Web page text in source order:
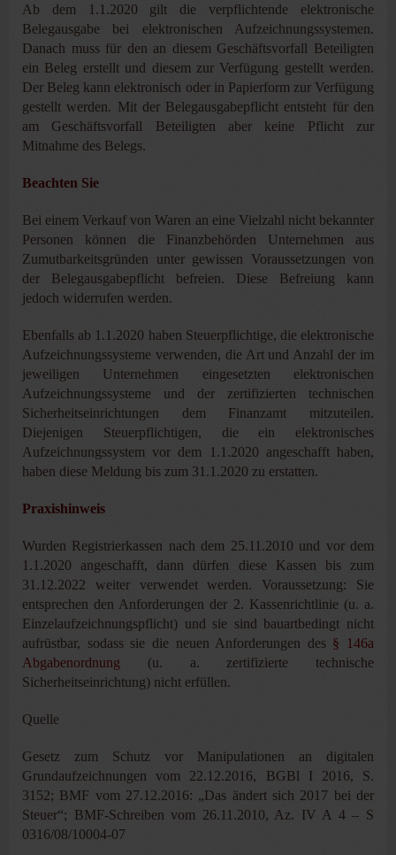
Ab dem 1.1.2020 gilt die verpflichtende elektronische
Belegausgabe bei elektronischen Aufzeichnungssystemen.
Danach muss für den an diesem Geschäftsvorfall Beteiligten
ein Beleg erstellt und diesem zur Verfügung gestellt werden.
Der Beleg kann elektronisch oder in Papierform zur Verfügung
gestellt werden. Mit der Belegausgabepflicht entsteht für den
am Geschäftsvorfall Beteiligten aber keine Pflicht zur
Mitnahme des Belegs.
Beachten Sie
Bei einem Verkauf von Waren an eine Vielzahl nicht bekannter
Personen können die Finanzbehörden Unternehmen aus
Zumutbarkeitsgründen unter gewissen Voraussetzungen von
der Belegausgabepflicht befreien. Diese Befreiung kann
jedoch widerrufen werden.
Ebenfalls ab 1.1.2020 haben Steuerpflichtige, die elektronische
Aufzeichnungssysteme verwenden, die Art und Anzahl der im
jeweiligen Unternehmen eingesetzten elektronischen
Aufzeichnungssysteme und der zertifizierten technischen
Sicherheitseinrichtungen dem Finanzamt mitzuteilen.
Diejenigen Steuerpflichtigen, die ein elektronisches
Aufzeichnungssystem vor dem 1.1.2020 angeschafft haben,
haben diese Meldung bis zum 31.1.2020 zu erstatten.
Praxishinweis
Wurden Registrierkassen nach dem 25.11.2010 und vor dem
1.1.2020 angeschafft, dann dürfen diese Kassen bis zum
31.12.2022 weiter verwendet werden. Voraussetzung: Sie
entsprechen den Anforderungen der 2. Kassenrichtlinie (u. a.
Einzelaufzeichnungspflicht) und sie sind bauartbedingt nicht
aufrüstbar, sodass sie die neuen Anforderungen des § 146a
Abgabenordnung (u. a. zertifizierte technische
Sicherheitseinrichtung) nicht erfüllen.
Quelle
Gesetz zum Schutz vor Manipulationen an digitalen
Grundaufzeichnungen vom 22.12.2016, BGBl I 2016, S.
3152; BMF vom 27.12.2016: „Das ändert sich 2017 bei der
Steuer“; BMF-Schreiben vom 26.11.2010, Az. IV A 4 – S
0316/08/10004-07